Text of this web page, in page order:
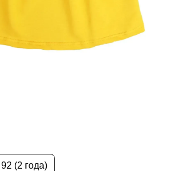
92 (2 года)